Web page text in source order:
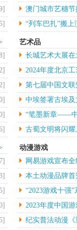
大...
澳门城市艺穗
“列车巴扎”搬上
艺术品
长城艺术大展
行
2024年度北京
第七届中国文
术...
中埃签署古埃
物...
“笔墨新章——
古蜀文明将闪
动漫游戏
网易游戏宣布
年...
本土动漫品牌
“2023游戏十强
2023年度中国
纪实普法动漫